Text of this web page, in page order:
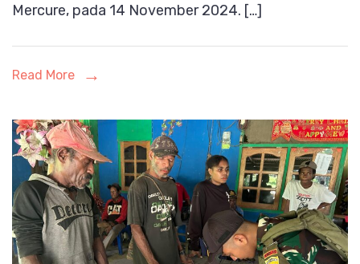
Mercure, pada 14 November 2024. […]
Read More